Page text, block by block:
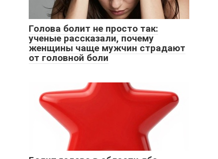
Голова болит не просто так:
ученые рассказали, почему
женщины чаще мужчин страдают
от головной боли